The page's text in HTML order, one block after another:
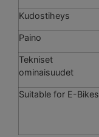
Kudostiheys
Paino
Tekniset
ominaisuudet
Suitable for E-Bikes